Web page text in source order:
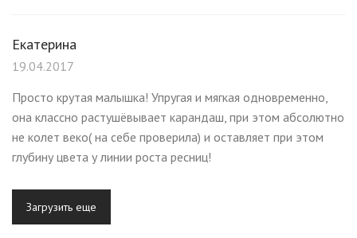
Екатерина
19.04.2017
Просто крутая малышка! Упругая и мягкая одновременно,
она классно растушёвывает карандаш, при этом абсолютно
не колет веко( на себе проверила) и оставляет при этом
глубину цвета у линии роста ресниц!
Загрузить еще